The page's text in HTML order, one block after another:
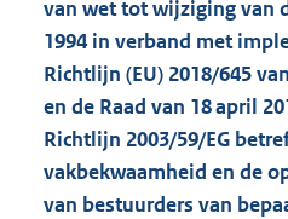
van wet tot wijziging van
1994 in verband met
Richtlijn (EU) 2018/645
en de Raad van 18 april
Richtlijn 2003/59/EG
vakbekwaamheid en de
van bestuurders van